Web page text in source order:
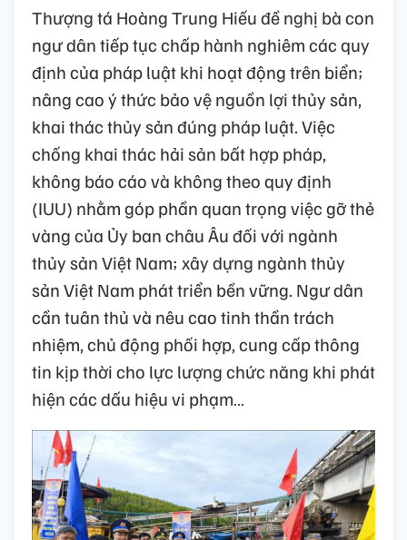
Thượng tá Hoàng Trung Hiếu đề nghị bà con
ngư dân tiếp tục chấp hành nghiêm các quy
định của pháp luật khi hoạt động trên biển;
nâng cao ý thức bảo vệ nguồn lợi thủy sản,
khai thác thủy sản đúng pháp luật. Việc
chống khai thác hải sản bất hợp pháp,
không báo cáo và không theo quy định
(IUU) nhằm góp phần quan trọng việc gỡ thẻ
vàng của Ủy ban châu Âu đối với ngành
thủy sản Việt Nam; xây dựng ngành thủy
sản Việt Nam phát triển bền vững. Ngư dân
cần tuân thủ và nêu cao tinh thần trách
nhiệm, chủ động phối hợp, cung cấp thông
tin kịp thời cho lực lượng chức năng khi phát
hiện các dấu hiệu vi phạm…